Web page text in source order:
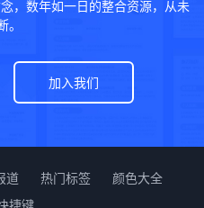
，数年如一日的整合资源，从未
。
加入我们
道 热门标签
颜色大全
捷键